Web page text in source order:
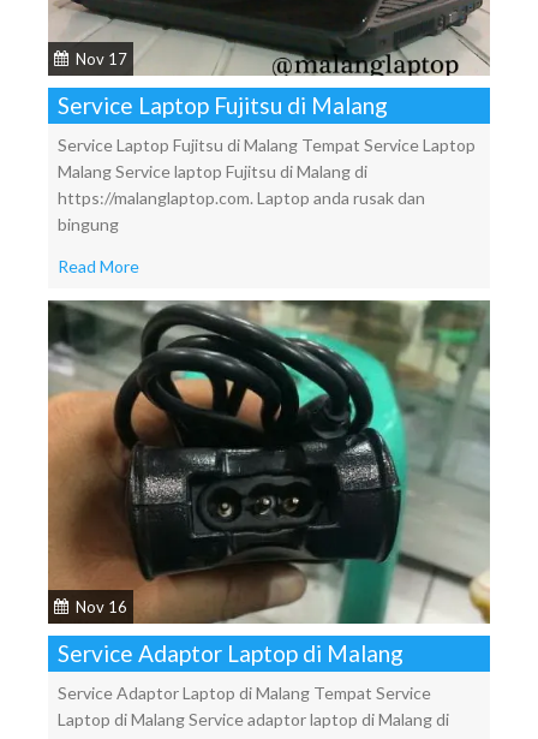
Nov 17
Service Laptop Fujitsu di Malang
Service Laptop Fujitsu di Malang Tempat Service Laptop
Malang Service laptop Fujitsu di Malang di
https://malanglaptop.com. Laptop anda rusak dan
bingung
Read More
Nov 16
Service Adaptor Laptop di Malang
Service Adaptor Laptop di Malang Tempat Service
Laptop di Malang Service adaptor laptop di Malang di